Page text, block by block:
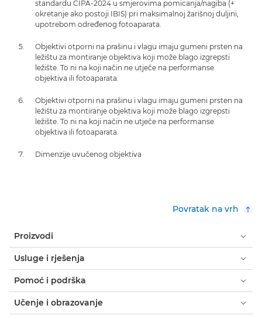
standardu CIPA-2024 u smjerovima pomicanja/nagiba (+
okretanje ako postoji IBIS) pri maksimalnoj žarišnoj duljini,
upotrebom određenog fotoaparata.
Objektivi otporni na prašinu i vlagu imaju gumeni prsten na
ležištu za montiranje objektiva koji može blago izgrepsti
ležište. To ni na koji način ne utječe na performanse
objektiva ili fotoaparata.
Objektivi otporni na prašinu i vlagu imaju gumeni prsten na
ležištu za montiranje objektiva koji može blago izgrepsti
ležište. To ni na koji način ne utječe na performanse
objektiva ili fotoaparata.
Dimenzije uvučenog objektiva
Povratak na vrh
Proizvodi
Usluge i rješenja
Pomoć i podrška
Učenje i obrazovanje